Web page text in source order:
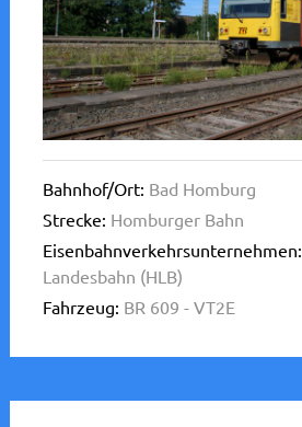
Bahnhof/Ort: Bad Homburg
Strecke: Homburger Bahn
Eisenbahnverkehrsunternehmen:
Landesbahn (HLB)
Fahrzeug: BR 609 - VT2E